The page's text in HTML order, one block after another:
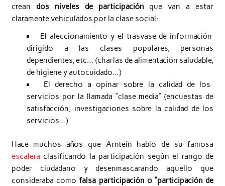
crean dos niveles de participación que van a estar
claramente vehiculados por la clase social:
El aleccionamiento y el trasvase de información
dirigido a las clases populares, personas
dependientes, etc… (charlas de alimentación saludable,
de higiene y autocuidado…)
El derecho a opinar sobre la calidad de los
servicios por la llamada “clase media” (encuestas de
satisfacción, investigaciones sobre la calidad de los
servicios…)
Hace muchos años que Arntein hablo de su famosa
escalera clasificando la participación según el rango de
poder ciudadano y desenmascarando aquello que
consideraba como falsa participación o “participación de